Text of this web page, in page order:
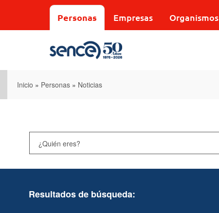
Personas Empresas Organismos
Inicio » Personas » Noticias
Resultados de búsqueda: